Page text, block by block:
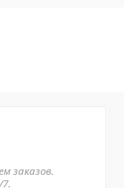
заказов.